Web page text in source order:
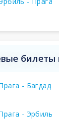
билеты
- Багдад
- Эрбиль